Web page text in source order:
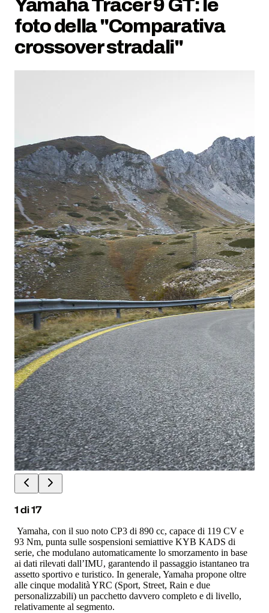
Yamaha Tracer 9 GT: le
foto della "Comparativa
crossover stradali"
1di17
Yamaha, con il suo noto CP3 di 890 cc, capace di 119 CV e
93 Nm, punta sulle sospensioni semiattive KYB KADS di
serie, che modulano automaticamente lo smorzamento in base
ai dati rilevati dall’IMU, garantendo il passaggio istantaneo tra
assetto sportivo e turistico. In generale, Yamaha propone oltre
alle cinque modalità YRC (Sport, Street, Rain e due
personalizzabili) un pacchetto davvero completo e di livello,
relativamente al segmento.